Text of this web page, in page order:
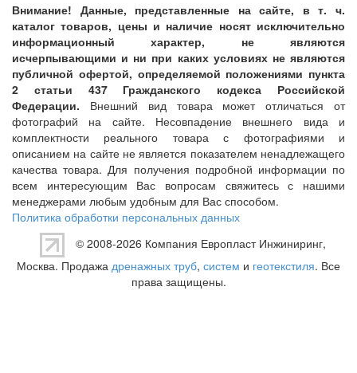
Внимание! Данные, представленные на сайте, в т. ч.
каталог товаров, цены и наличие носят исключительно
информационный характер, не являются
исчерпывающими и ни при каких условиях не являются
публичной офертой, определяемой положениями пункта
2 статьи 437 Гражданского кодекса Российской
Федерации. Внешний вид товара может отличаться от
фотографий на сайте. Несовпадение внешнего вида и
комплектности реального товара с фотографиями и
описанием на сайте не является показателем ненадлежащего
качества товара. Для получения подробной информации по
всем интересующим Вас вопросам свяжитесь с нашими
менеджерами любым удобным для Вас способом.
Политика обработки персональных данных
© 2008-2026 Компания Европласт Инжиниринг,
Москва. Продажа дренажных труб, систем и геотекстиля. Все
права защищены.